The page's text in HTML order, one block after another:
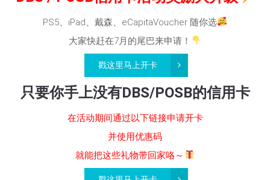
PS5、iPad、戴森、eCapitaVoucher 随你选
大家快赶在7月的尾巴来申请！
戳这里马上开卡
只要你手上没有DBS/POSB的信用卡
在活动期间通过以下链接申请开卡
并使用优惠码
就能把这些礼物带回家咯～